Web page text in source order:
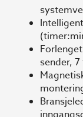
sender,